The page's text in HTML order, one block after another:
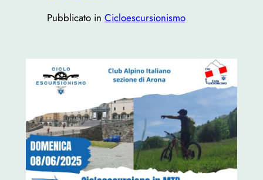
Pubblicato in Cicloescursionismo